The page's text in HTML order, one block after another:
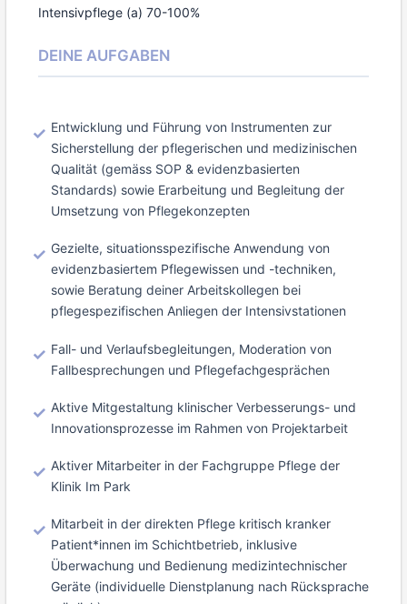
Intensivpflege (a) 70-100%
DEINE AUFGABEN
Entwicklung und Führung von Instrumenten zur
Sicherstellung der pflegerischen und medizinischen
Qualität (gemäss SOP & evidenzbasierten
Standards) sowie Erarbeitung und Begleitung der
Umsetzung von Pflegekonzepten
Gezielte, situationsspezifische Anwendung von
evidenzbasiertem Pflegewissen und -techniken,
sowie Beratung deiner Arbeitskollegen bei
pflegespezifischen Anliegen der Intensivstationen
Fall- und Verlaufsbegleitungen, Moderation von
Fallbesprechungen und Pflegefachgesprächen
Aktive Mitgestaltung klinischer Verbesserungs- und
Innovationsprozesse im Rahmen von Projektarbeit
Aktiver Mitarbeiter in der Fachgruppe Pflege der
Klinik Im Park
Mitarbeit in der direkten Pflege kritisch kranker
Patient*innen im Schichtbetrieb, inklusive
Überwachung und Bedienung medizintechnischer
Geräte (individuelle Dienstplanung nach Rücksprache